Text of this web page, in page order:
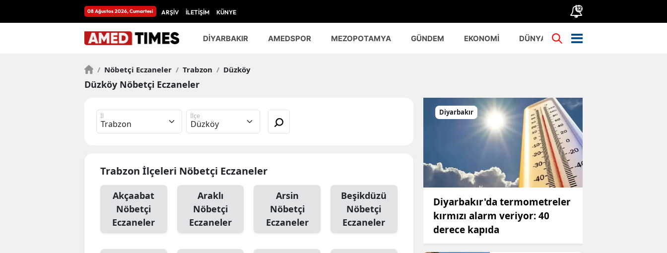
08 Ağustos 2026, Cumartesi ARŞİV İLETİŞİM KÜNYE 12
DİYARBAKIR AMEDSPOR MEZOPOTAMYA GÜNDEM EKONOMİ DÜNYA TÜRKİYE
/ Nöbetçi Eczaneler / Trabzon / Düzköy
Düzköy Nöbetçi Eczaneler
İl İlçe
Trabzon İlçeleri Nöbetçi Eczaneler
Akçaabat
Nöbetçi
Eczaneler
Araklı
Nöbetçi
Eczaneler
Arsin
Nöbetçi
Eczaneler
Beşikdüzü
Nöbetçi
Eczaneler
Diyarbakır
Diyarbakır'da termometreler
kırmızı alarm veriyor: 40
derece kapıda